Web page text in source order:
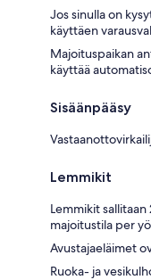
Jos sinulla on
käyttäen
Majoituspaikan
käyttää
Sisäänpääsy
Lemmikit
Lemmikit
majoitustila per yö
Avustajaeläimet
Ruoka- ja